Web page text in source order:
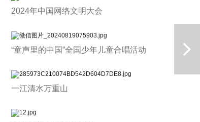
2024年中国网络文明大会
“童声里的中国”全国少年儿童合唱活动
一江清水万重山